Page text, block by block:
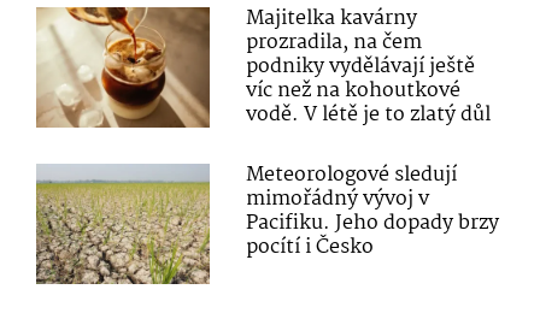
Majitelka kavárny
prozradila, na čem
podniky vydělávají ještě
víc než na kohoutkové
vodě. V létě je to zlatý důl
Meteorologové sledují
mimořádný vývoj v
Pacifiku. Jeho dopady brzy
pocítí i Česko